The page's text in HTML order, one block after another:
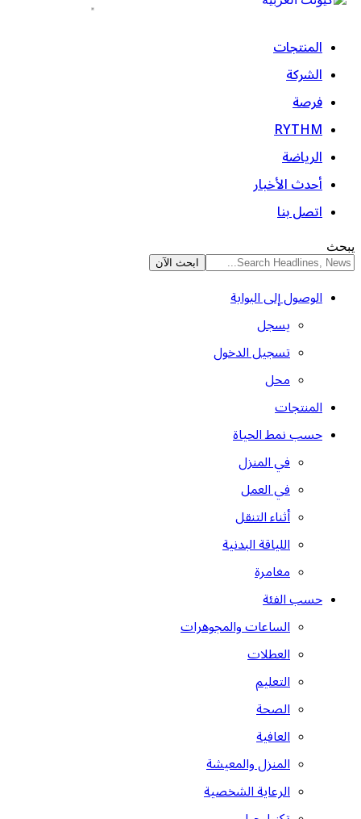
المنتجات
الشركة
فرصة
RYTHM
الرياضة
أحدث الأخبار
اتصل بنا
يبحث
الوصول إلى البوابة
يسجل
تسجيل الدخول
محل
المنتجات
حسب نمط الحياة
في المنزل
في العمل
أثناء التنقل
اللياقة البدنية
مغامرة
حسب الفئة
الساعات والمجوهرات
العطلات
التعليم
الصحة
العافية
المنزل والمعيشة
الرعاية الشخصية